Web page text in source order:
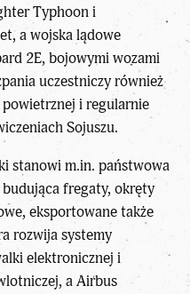
Typhoon i
a wojska lądowe
2E, bojowymi wozami
uczestniczy również
i regularnie
Sojuszu.
stanowi m.in. państwowa
fregaty, okręty
eksportowane także
rozwija systemy
elektronicznej i
a Airbus